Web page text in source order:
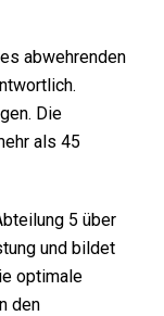
abwehrenden
Die
als 45
5 über
und bildet
optimale
den